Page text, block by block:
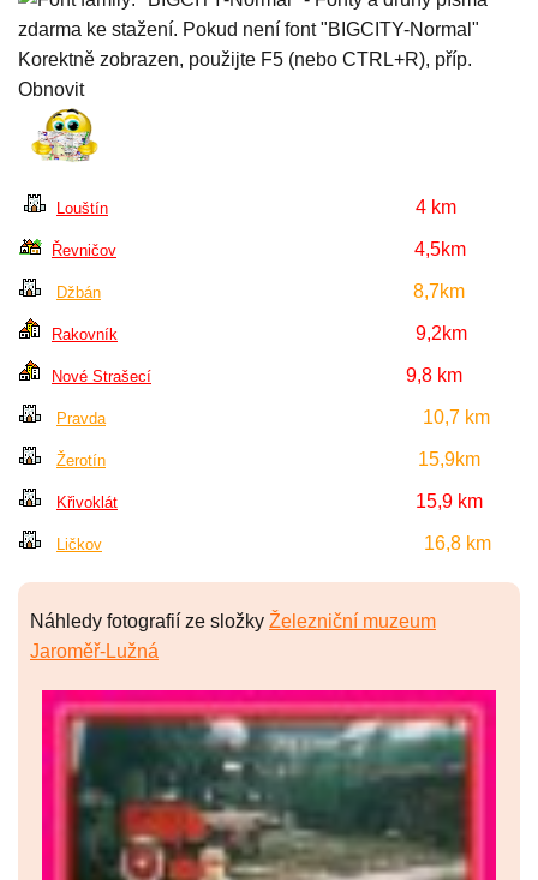
Louštín 4 km
Řevničov 4,5km
Džbán 8,7km
Rakovník 9,2km
Nové Strašecí 9,8 km
Pravda10,7 km
Žerotín 15,9km
Křivoklát 15,9 km
Ličkov 16,8 km
Náhledy fotografií ze složky Železniční muzeum
Jaroměř-Lužná